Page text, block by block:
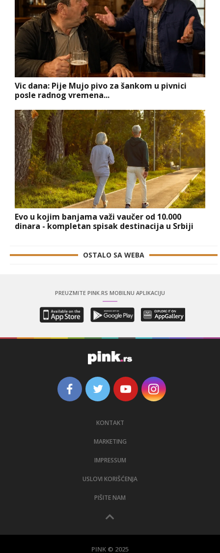
Vic dana: Pije Mujo pivo za šankom u pivnici
posle radnog vremena...
Evo u kojim banjama važi vaučer od 10.000
dinara - kompletan spisak destinacija u Srbiji
OSTALO SA WEBA
PREUZMITE PINK.RS MOBILNU APLIKACIJU
KONTAKT
MARKETING
IMPRESSUM
USLOVI KORIŠĆENJA
PIŠITE NAM
PINK © 2025